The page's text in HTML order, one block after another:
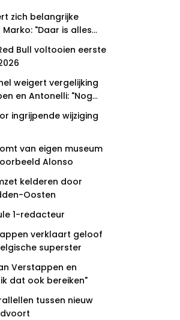
zich belangrijke
"Daar is alles
Bull voltooien eerste
weigert vergelijking
en Antonelli: "Nog
ingrijpende wijziging
van eigen museum
Alonso
kelderen door
Oosten
1-redacteur
verklaart geloof
superster
Verstappen en
dat ook bereiken"
tussen nieuw